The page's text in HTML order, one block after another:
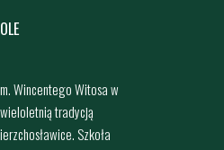
Wincentego Witosa w
tradycją
Szkoła